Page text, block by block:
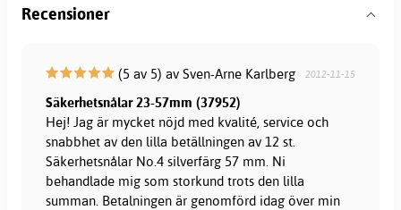
Recensioner
(5 av 5) av Sven-Arne Karlberg 2012-11-15
Säkerhetsnålar 23-57mm (37952)
Hej! Jag är mycket nöjd med kvalité, service och
snabbhet av den lilla betällningen av 12 st.
Säkerhetsnålar No.4 silverfärg 57 mm. Ni
behandlade mig som storkund trots den lilla
summan. Betalningen är genomförd idag över min